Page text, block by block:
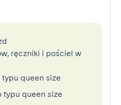
ręczniki i pościel w
typu queen size
typu queen size